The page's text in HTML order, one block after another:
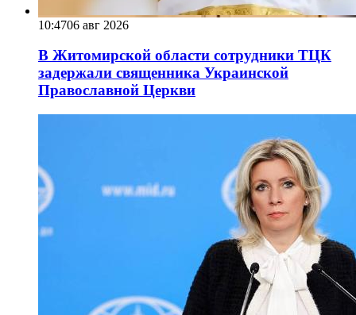
10:4706 авг 2026
В Житомирской области сотрудники ТЦК
задержали священника Украинской
Православной Церкви